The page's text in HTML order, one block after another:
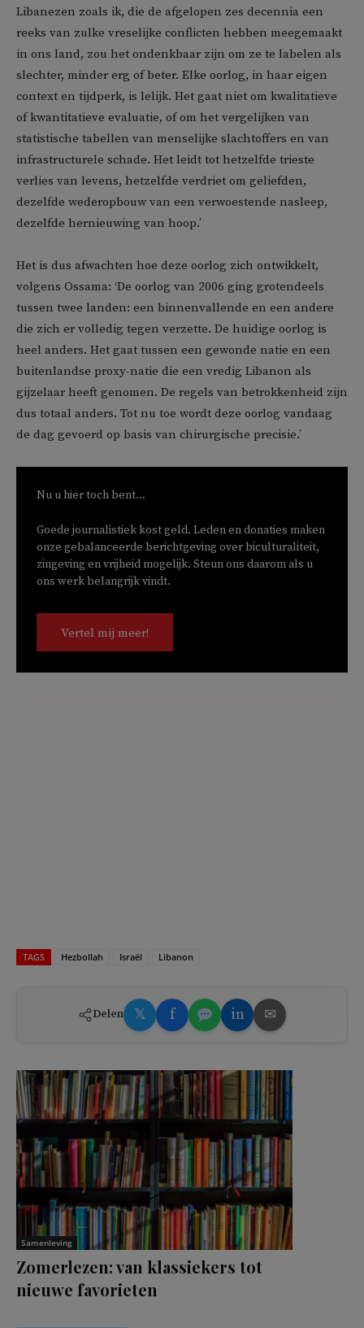
Libanezen zoals ik, die de afgelopen zes decennia een
reeks van zulke vreselijke conflicten hebben meegemaakt
in ons land, zou het ondenkbaar zijn om ze te labelen als
slechter, minder erg of beter. Elke oorlog, in haar eigen
context en tijdperk, is lelijk. Het gaat niet om kwalitatieve
of kwantitatieve evaluatie, of om het vergelijken van
statistische tabellen van menselijke slachtoffers en van
infrastructurele schade. Het leidt tot hetzelfde trieste
verlies van levens, hetzelfde verdriet om geliefden,
dezelfde wederopbouw van een verwoestende nasleep,
dezelfde hernieuwing van hoop.’
Het is dus afwachten hoe deze oorlog zich ontwikkelt,
volgens Ossama: ‘De oorlog van 2006 ging grotendeels
tussen twee landen: een binnenvallende en een andere
die zich er volledig tegen verzette. De huidige oorlog is
heel anders. Het gaat tussen een gewonde natie en een
buitenlandse proxy-natie die een vredig Libanon als
gijzelaar heeft genomen. De regels van betrokkenheid zijn
dus totaal anders. Tot nu toe wordt deze oorlog vandaag
de dag gevoerd op basis van chirurgische precisie.’
Nu u hier toch bent...
Goede journalistiek kost geld. Leden en donaties maken
onze gebalanceerde berichtgeving over biculturaliteit,
zingeving en vrijheid mogelijk. Steun ons daarom als u
ons werk belangrijk vindt.
Vertel mij meer!
TAGS Hezbollah Israël Libanon
Delen 𝕏 f in ✉
Samenleving
Zomerlezen: van klassiekers tot
nieuwe favorieten